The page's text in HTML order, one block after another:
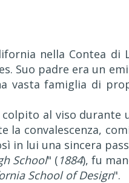
nella Contea di
Suo padre era un
vasta famiglia di
al viso durante
convalescenza,
in lui una sincera
School" ( 1884), fu
School of Design".